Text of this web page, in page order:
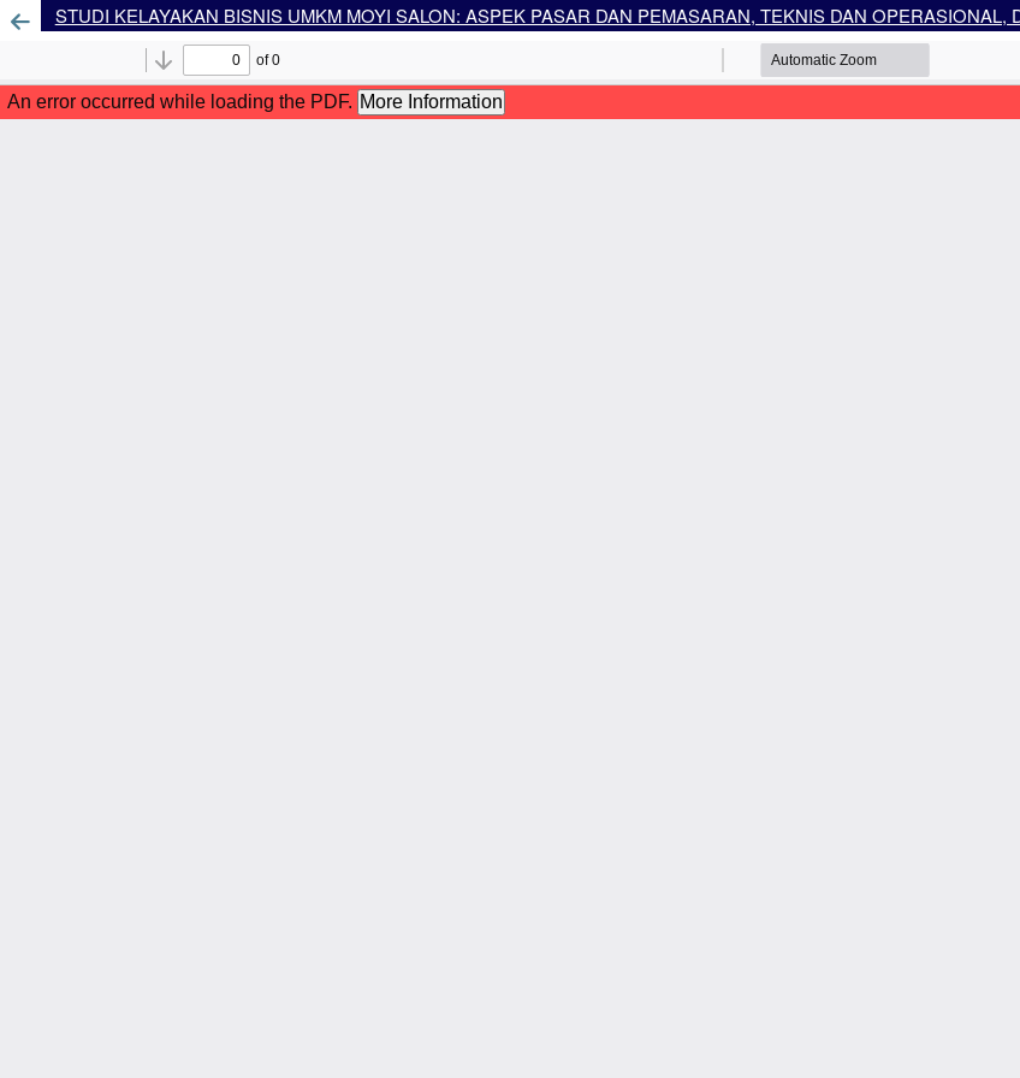
STUDI KELAYAKAN BISNIS UMKM MOYI SALON: ASPEK PASAR DAN PEMASARAN, TEKNIS DAN OPERASIONAL,